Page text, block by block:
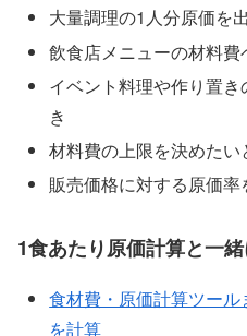
大量調理の1人分原価を
飲食店メニューの材料
イベント料理や作り置
き
材料費の上限を決めたい
販売価格に対する原価
1食あたり原価計算と一
食材費・原価計算ツー
を計算